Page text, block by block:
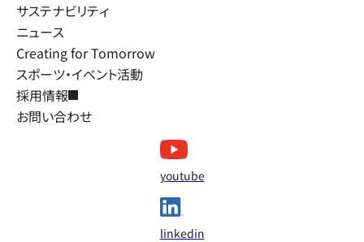
サステナビリティ
ニュース
Creating for Tomorrow
スポーツ・イベント活動
採用情報
お問い合わせ
youtube
linkedin